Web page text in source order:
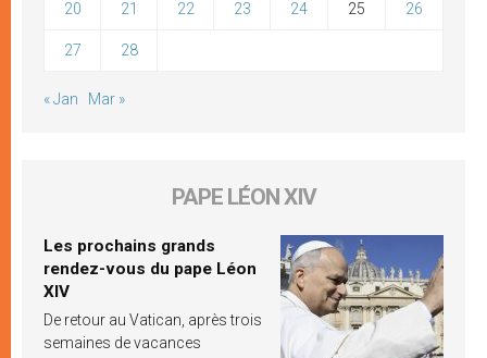
20 21 22 23 24 25 26
27 28
« Jan Mar »
PAPE LÉON XIV
Les prochains grands
rendez-vous du pape Léon
XIV
De retour au Vatican, après trois
semaines de vacances